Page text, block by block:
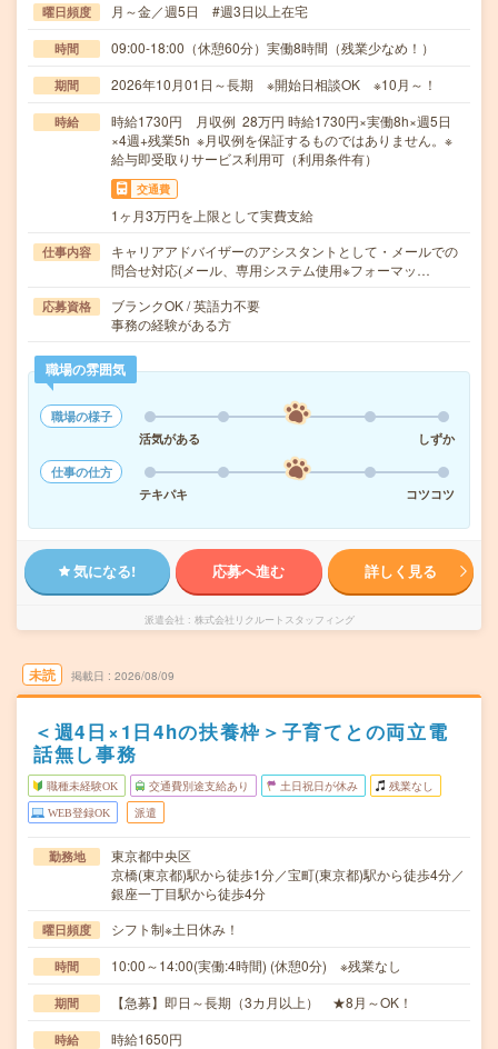
曜日頻度 月～金／週5日 #週3日以上在宅
時間 09:00-18:00（休憩60分）実働8時間（残業少なめ！）
期間 2026年10月01日～長期 ※開始日相談OK ※10月～！
時給
時給1730円 月収例 28万円 時給1730円×実働8h×週5日
×4週+残業5h ※月収例を保証するものではありません。※
給与即受取りサービス利用可（利用条件有）
交通費
1ヶ月3万円を上限として実費支給
仕事内容
キャリアアドバイザーのアシスタントとして・メールでの
問合せ対応(メール、専用システム使用※フォーマッ…
応募資格
ブランクOK / 英語力不要
事務の経験がある方
職場の雰囲気
職場の様子
活気がある
しずか
仕事の仕方
テキパキ
コツコツ
気になる! 応募へ進む 詳しく見る
派遣会社 株式会社リクルートスタッフィング
未読 掲載日 2026/08/09
＜週4日×1日4hの扶養枠＞子育てとの両立電
話無し事務
職種未経験OK 交通費別途支給あり 土日祝日が休み 残業なし
WEB登録OK 派遣
勤務地
東京都中央区
京橋(東京都)駅から徒歩1分／宝町(東京都)駅から徒歩4分／
銀座一丁目駅から徒歩4分
曜日頻度 シフト制※土日休み！
時間 10:00～14:00(実働:4時間) (休憩0分) ※残業なし
期間 【急募】即日～長期（3カ月以上） ★8月～OK！
時給 時給1650円